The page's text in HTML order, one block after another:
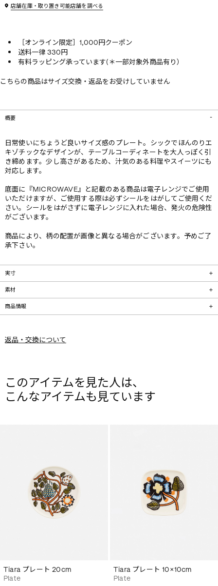
店舗在庫・取り置き可能店舗を調べる
［オンライン限定］1,000円クーポン
送料一律 330円
有料ラッピング承っています(＊一部対象外商品有り）
こちらの商品はサイズ交換・返品をお受けしていません
概要
日常使いにちょうど良いサイズ感のプレート。シックでほんのりエ
キゾチックなデザインが、テーブルコーディネートを大人っぽく引
き締めます。少し高さがあるため、汁気のある料理やスイーツにも
対応します。
底面に『MICROWAVE』と記載のある商品は電子レンジでご使用
いただけますが、ご使用する際は必ずシールをはがしてご使用くだ
さい。シールをはがさずに電子レンジに入れた場合、発火の危険性
がございます。
商品により、柄の配置が画像と異なる場合がございます。予めご了
承下さい。
実寸
素材
商品情報
返品・交換について
このアイテムを見た人は、
こんなアイテムも見ています
Tiara プレート 20cm
Plate
Tiara プレート 10×10cm
Plate